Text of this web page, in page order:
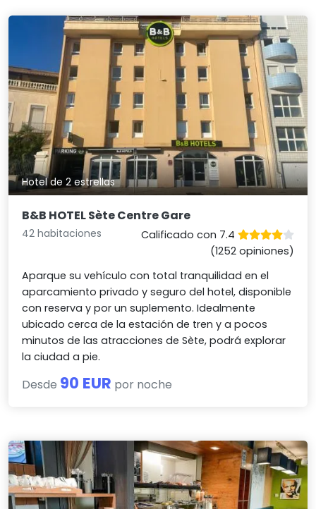
Hotel de 2 estrellas
B&B HOTEL Sète Centre Gare
42 habitaciones
Calificado con 7.4
(1252 opiniones)
Aparque su vehículo con total tranquilidad en el
aparcamiento privado y seguro del hotel, disponible
con reserva y por un suplemento. Idealmente
ubicado cerca de la estación de tren y a pocos
minutos de las atracciones de Sète, podrá explorar
la ciudad a pie.
Desde 90 EUR por noche